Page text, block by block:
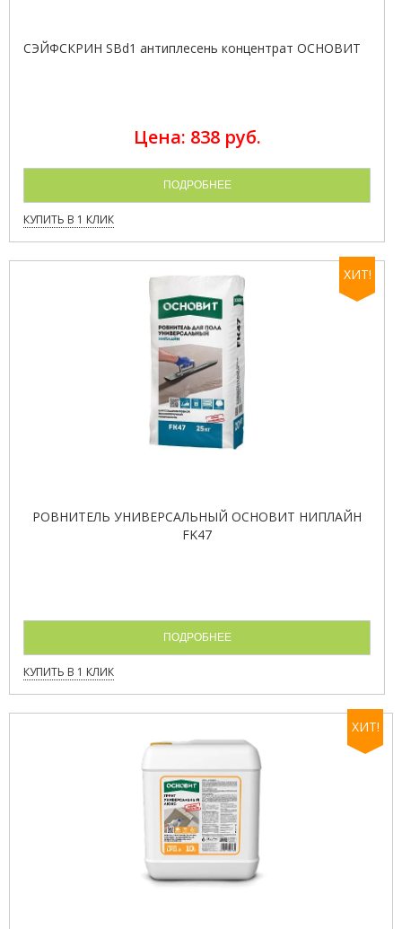
СЭЙФСКРИН SBd1 антиплесень концентрат ОСНОВИТ
Цена: 838 руб.
ПОДРОБНЕЕ
КУПИТЬ В 1 КЛИК
ХИТ!
РОВНИТЕЛЬ УНИВЕРСАЛЬНЫЙ ОСНОВИТ НИПЛАЙН
FK47
ПОДРОБНЕЕ
КУПИТЬ В 1 КЛИК
ХИТ!